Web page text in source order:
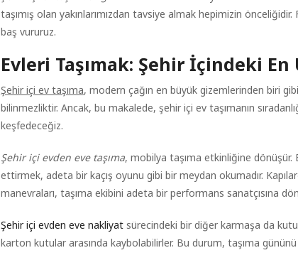
taşımış olan yakınlarımızdan tavsiye almak hepimizin
baş vururuz.
Evleri Taşımak: Şehir İçindeki
Şehir içi ev taşıma, modern çağın en büyük gizemlerinden biri
bilinmezliktir. Ancak, bu makalede, şehir içi ev taşımanın
keşfedeceğiz.
Şehir içi evden eve taşıma, mobilya taşıma etkinliğine dönüşür.
ettirmek, adeta bir kaçış oyunu gibi bir meydan okumadır.
manevraları, taşıma ekibini adeta bir performans sanatçısına
Şehir içi evden eve nakliyat sürecindeki bir diğer karmaşa da
karton kutular arasında kaybolabilirler. Bu durum, taşıma